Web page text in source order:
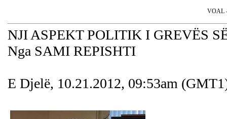
VOAL
NJI ASPEKT POLITIK I GREVËS
Nga SAMI REPISHTI
E Djelë, 10.21.2012, 09:53am